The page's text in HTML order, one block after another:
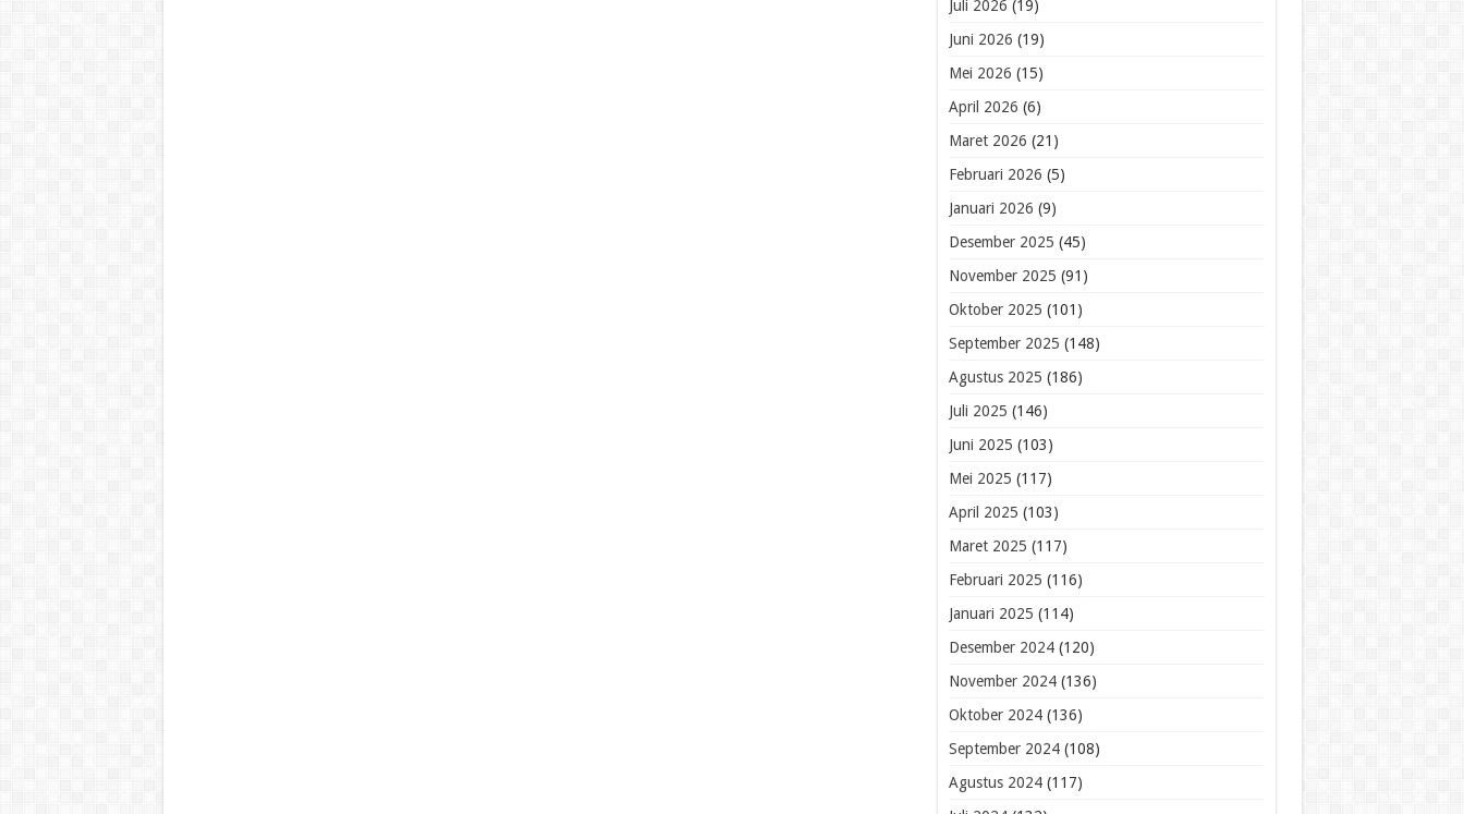
Juli 2026 (19)
Juni 2026 (19)
Mei 2026 (15)
April 2026 (6)
Maret 2026 (21)
Februari 2026 (5)
Januari 2026 (9)
Desember 2025 (45)
November 2025 (91)
Oktober 2025 (101)
September 2025 (148)
Agustus 2025 (186)
Juli 2025 (146)
Juni 2025 (103)
Mei 2025 (117)
April 2025 (103)
Maret 2025 (117)
Februari 2025 (116)
Januari 2025 (114)
Desember 2024(120)
November 2024(136)
Oktober 2024(136)
September 2024(108)
Agustus 2024(117)